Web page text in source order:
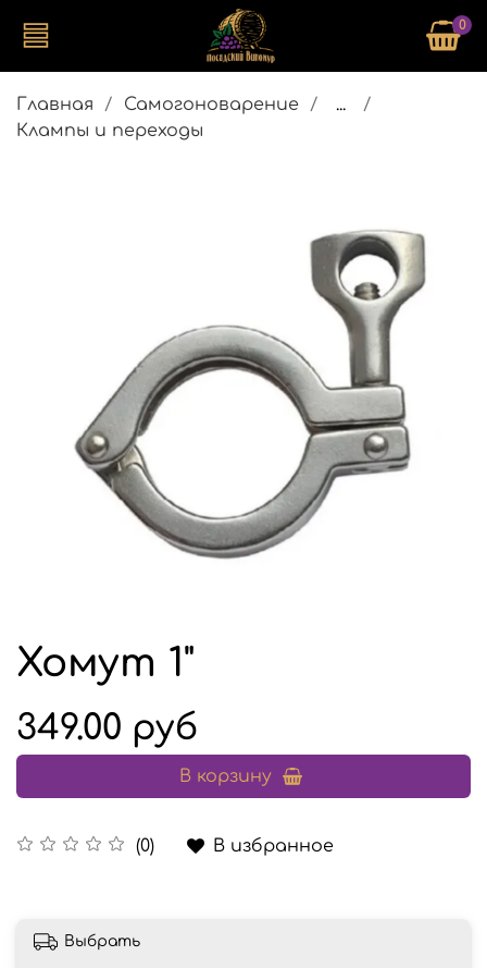
0
Главная Самогоноварение
...
Клампы и переходы
Хомут 1"
(0) В избранное
349.00 руб
В корзину
Выбрать